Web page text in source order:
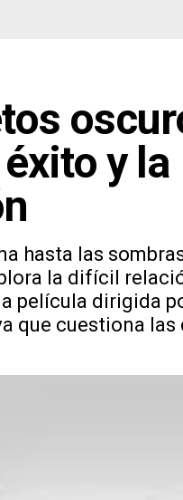
y la
hasta las
la difícil
película dirigida
que cuestiona